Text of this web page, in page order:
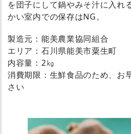
を団子にして鍋やみそ汁に入れ
かい室内での保存はNG。
製造元：能美農業協同組合
エリア：石川県能美市粟生町
内容量：2㎏
消費期限：生鮮食品のため、お
さい